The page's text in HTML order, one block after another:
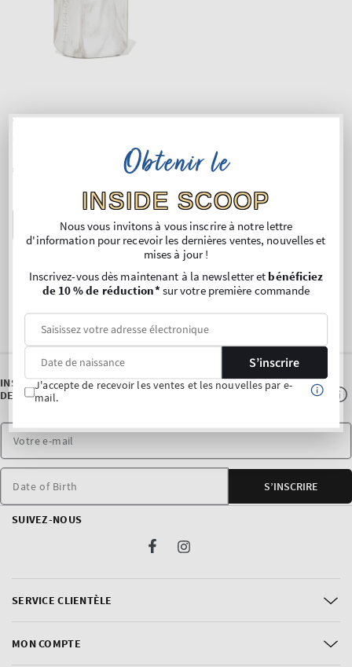
White Marble
Hand Soap Dispenser
Prix
€26,90
AU PANIER
SERVICE CLIENTÈLE
MON COMPTE
INSCRIVEZ-VOUS À NOTRE NEWSLETTER ET BÉNÉFICIEZ DE 10 %
DE RÉDUCTION* SUR VOTRE PREMIER ACHAT.
Date of Birth S’INSCRIRE
SUIVEZ-NOUS
FacebookInstagram
Obtenir le
INSIDE SCOOP
Nous vous invitons à vous inscrire à notre lettre
d'information pour recevoir les dernières ventes, nouvelles et
mises à jour !
Inscrivez-vous dès maintenant à la newsletter et bénéficiez
de 10 % de réduction*sur votre première commande
S’inscrire
J'accepte de recevoir les ventes et les nouvelles par e-
mail.